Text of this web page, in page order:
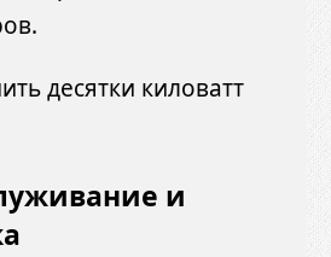
десятки киловатт
и